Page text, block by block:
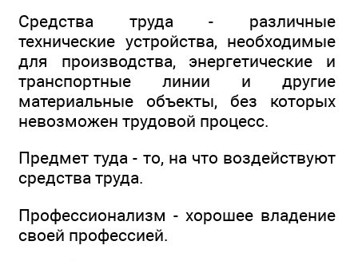
Средства труда - различные
технические устройства, необходимые
для производства, энергетические и
транспортные линии и другие
материальные объекты, без которых
невозможен трудовой процесс.
Предмет туда - то, на что воздействуют
средства труда.
Профессионализм - хорошее владение
своей профессией.